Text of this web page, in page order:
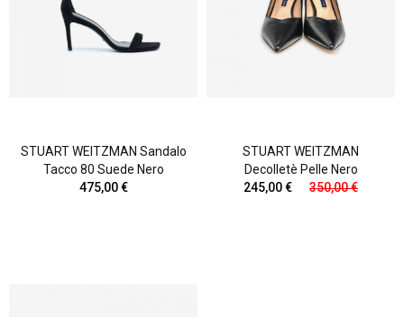
STUART WEITZMAN Sandalo
Tacco 80 Suede Nero
475,00 €
STUART WEITZMAN
Decolletè Pelle Nero
245,00 €
350,00 €